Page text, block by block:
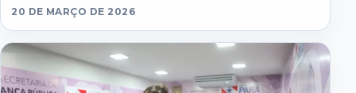
20 DE MARÇO DE 2026